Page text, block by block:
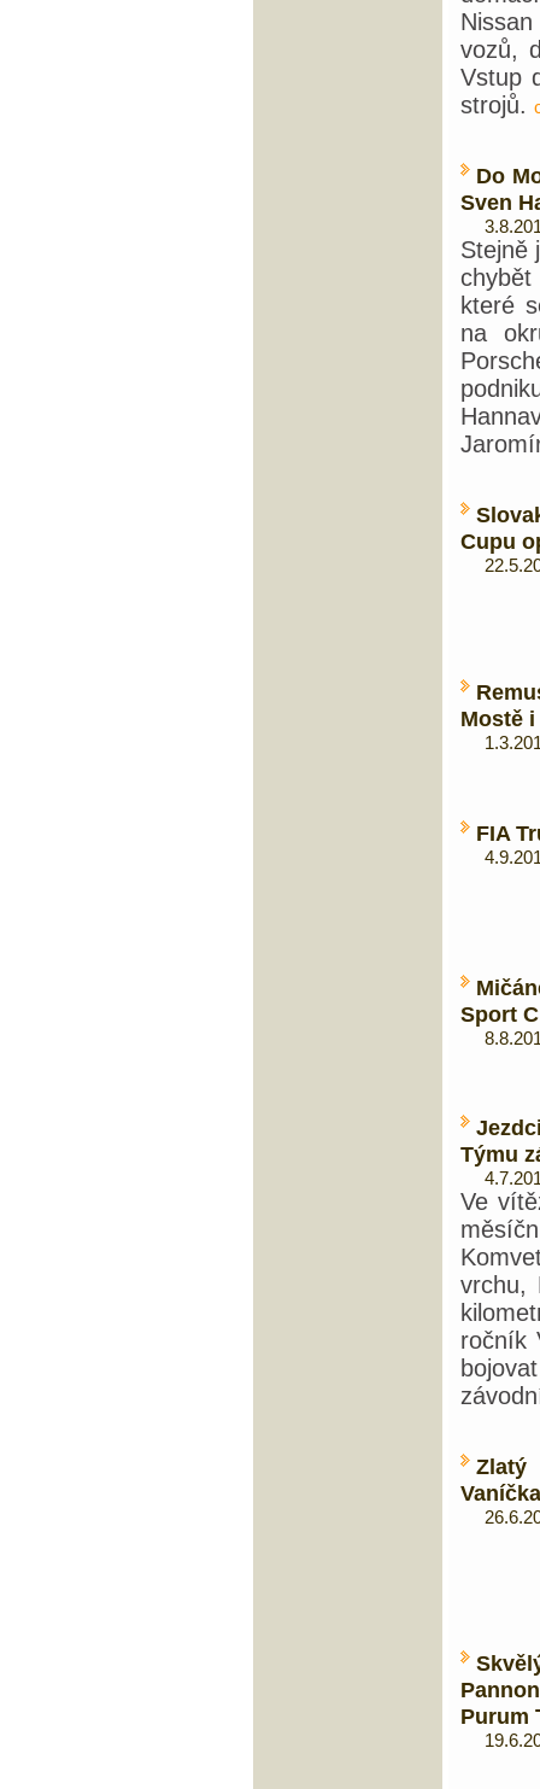
vozů,
Vstup
strojů.
Do
Sven
Stejně
které
na
Cupu
Mostě
FIA
Sport
Týmu
Ve
vrchu,
ročník
Zlatý
Purum